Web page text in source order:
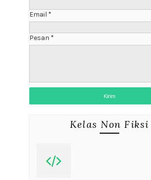
Email *
Pesan *
Kelas Non Fiksi